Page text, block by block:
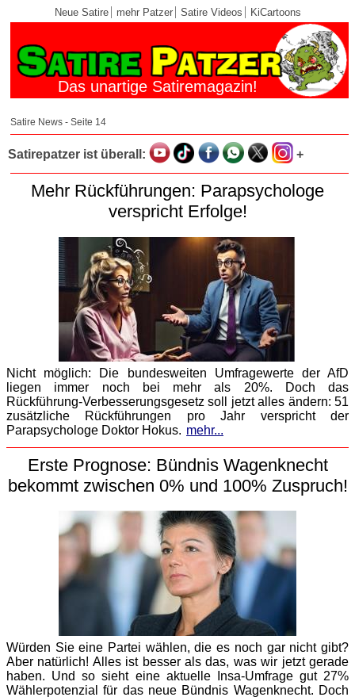
Neue Satire mehr Patzer Satire Videos KiCartoons
Das unartige Satiremagazin!
Satire News - Seite 14
Satirepatzer ist überall: +
Mehr Rückführungen: Parapsychologe
verspricht Erfolge!
Nicht möglich: Die bundesweiten Umfragewerte der AfD
liegen immer noch bei mehr als 20%. Doch das
Rückführung-Verbesserungsgesetz soll jetzt alles ändern: 51
zusätzliche Rückführungen pro Jahr verspricht der
Parapsychologe Doktor Hokus. mehr...
Erste Prognose: Bündnis Wagenknecht
bekommt zwischen 0% und 100% Zuspruch!
Würden Sie eine Partei wählen, die es noch gar nicht gibt?
Aber natürlich! Alles ist besser als das, was wir jetzt gerade
haben. Und so sieht eine aktuelle Insa-Umfrage gut 27%
Wählerpotenzial für das neue Bündnis Wagenknecht. Doch